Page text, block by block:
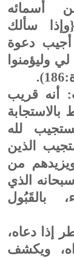
أسمائه
سألك
دعوة
وليؤمنوا
قريب
بالاستجابة
لله
الذين
من
فهو سبحانه الذي
بالقَبُول
إذا دعاه،
ويكشف